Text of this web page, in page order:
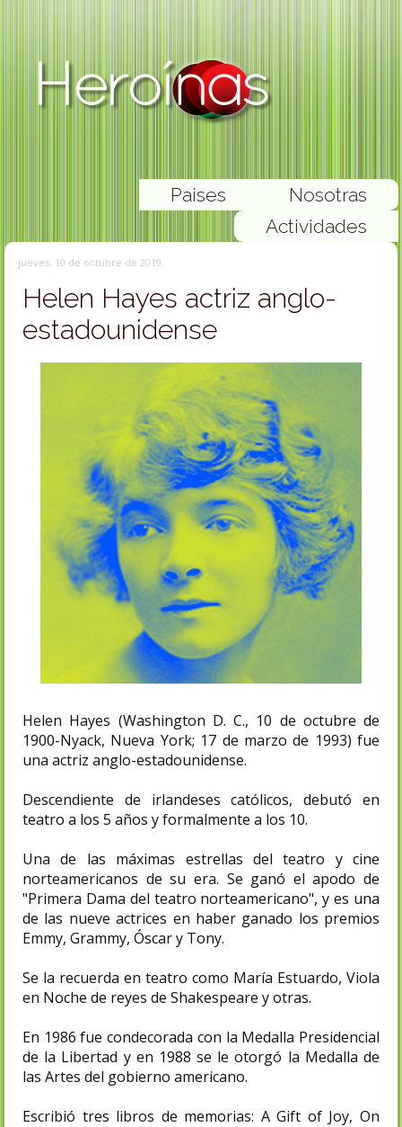
Nosotras
Paises
Actividades
jueves, 10 de octubre de 2019
Helen Hayes actriz anglo-
estadounidense
Helen Hayes (Washington D. C., 10 de octubre de
1900-Nyack, Nueva York; 17 de marzo de 1993) fue
una actriz anglo-estadounidense.
Descendiente de irlandeses católicos, debutó en
teatro a los 5 años y formalmente a los 10.
Una de las máximas estrellas del teatro y cine
norteamericanos de su era. Se ganó el apodo de
"Primera Dama del teatro norteamericano", y es una
de las nueve actrices en haber ganado los premios
Emmy, Grammy, Óscar y Tony.
Se la recuerda en teatro como María Estuardo, Viola
en Noche de reyes de Shakespeare y otras.
En 1986 fue condecorada con la Medalla Presidencial
de la Libertad y en 1988 se le otorgó la Medalla de
las Artes del gobierno americano.
Escribió tres libros de memorias: A Gift of Joy, On